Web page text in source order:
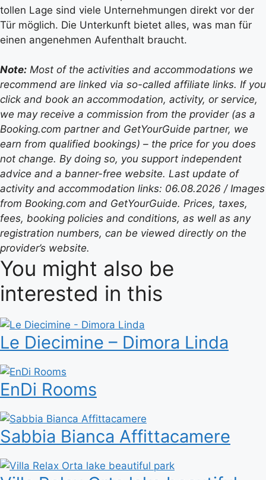
tollen Lage sind viele Unternehmungen direkt vor der
Tür möglich. Die Unterkunft bietet alles, was man für
einen angenehmen Aufenthalt braucht.
Note: Most of the activities and accommodations we
recommend are linked via so-called affiliate links. If you
click and book an accommodation, activity, or service,
we may receive a commission from the provider (as a
Booking.com partner and GetYourGuide partner, we
earn from qualified bookings) – the price for you does
not change. By doing so, you support independent
advice and a banner-free website. Last update of
activity and accommodation links: 06.08.2026 / Images
from Booking.com and GetYourGuide. Prices, taxes,
fees, booking policies and conditions, as well as any
registration numbers, can be viewed directly on the
provider’s website.
You might also be
interested in this
Le Diecimine – Dimora Linda
EnDi Rooms
Sabbia Bianca Affittacamere